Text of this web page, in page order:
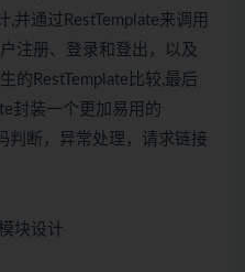
,并通过RestTemplate来调用
注册、登录和登出，以及
的RestTemplate比较,最后
封装一个更加易用的
判断，异常处理，请求链接
块设计